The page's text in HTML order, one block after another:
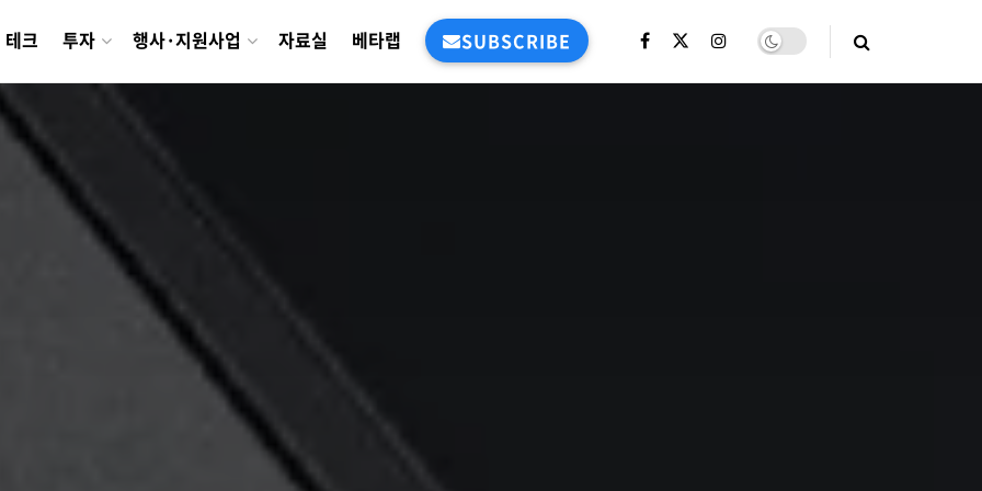
테크 투자 행사·지원사업 자료실 베타랩 SUBSCRIBE